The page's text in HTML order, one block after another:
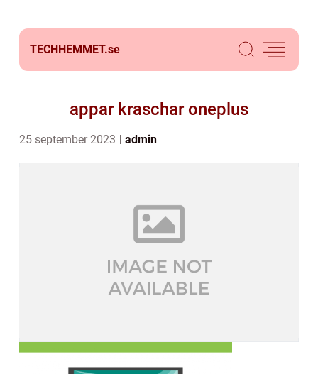
TECHHEMMET.se
appar kraschar oneplus
25 september 2023 admin